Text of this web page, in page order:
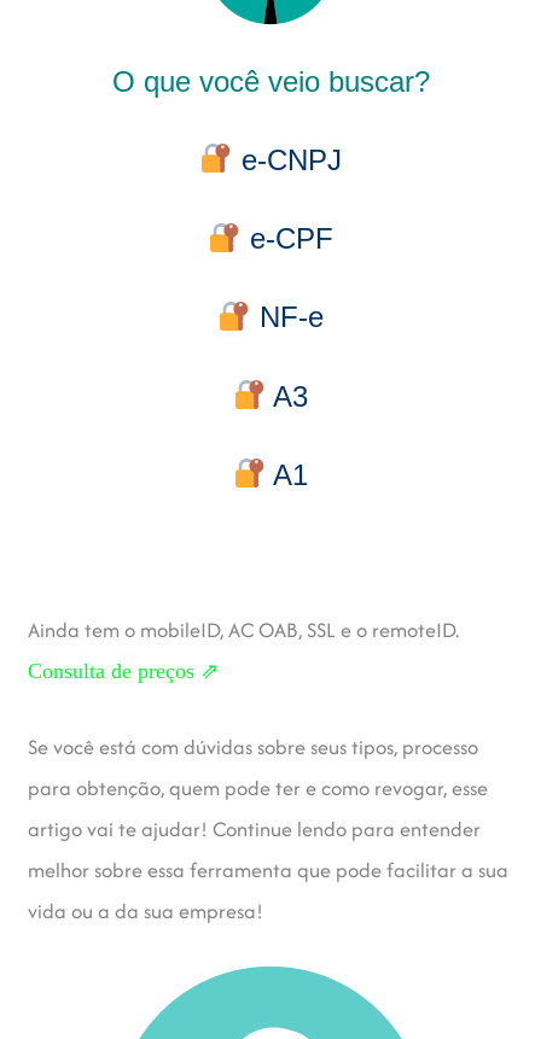
O que você veio buscar?
e-CNPJ
e-CPF
NF-e
A3
A1
Ainda tem o mobileID, AC OAB, SSL e o remoteID.
Consulta de preços ⇗
Se você está com dúvidas sobre seus tipos, processo
para obtenção, quem pode ter e como revogar, esse
artigo vai te ajudar! Continue lendo para entender
melhor sobre essa ferramenta que pode facilitar a sua
vida ou a da sua empresa!